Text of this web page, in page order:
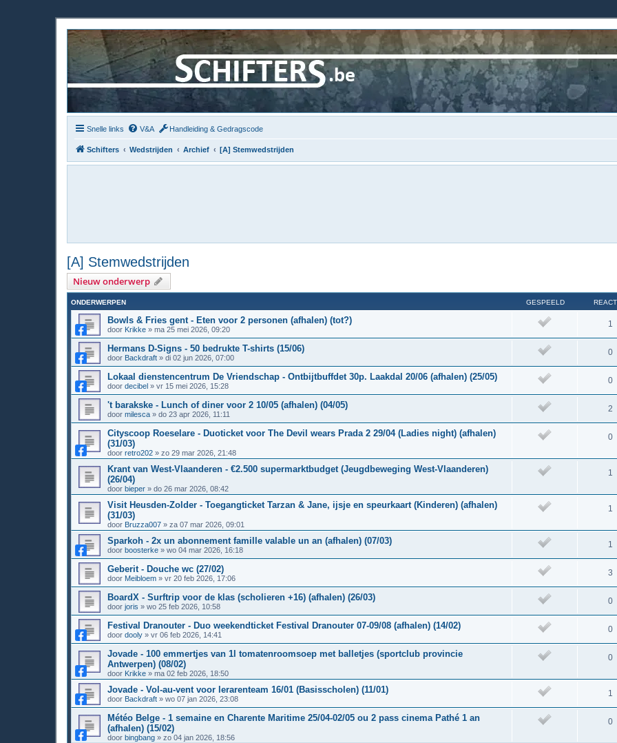
Snelle links V&A Handleiding & Gedragscode
Schifters Wedstrijden Archief [A] Stemwedstrijden
[A] Stemwedstrijden
Nieuw onderwerp
ONDERWERPEN GESPEELD
Bowls & Fries gent - Eten voor 2 personen (afhalen) (tot?)
door Krikke » ma 25 mei 2026, 09:20
1
Hermans D-Signs - 50 bedrukte T-shirts (15/06)
door Backdraft » di 02 jun 2026, 07:00
0
Lokaal dienstencentrum De Vriendschap - Ontbijtbuffdet 30p. Laakdal 20/06 (afhalen) (25/05)
door decibel » vr 15 mei 2026, 15:28
0
't barakske - Lunch of diner voor 2 10/05 (afhalen) (04/05)
door milesca » do 23 apr 2026, 11:11
2
Cityscoop Roeselare - Duoticket voor The Devil wears Prada 2 29/04 (Ladies night) (afhalen)
(31/03)
door retro202 » zo 29 mar 2026, 21:48
0
Krant van West-Vlaanderen - €2.500 supermarktbudget (Jeugdbeweging West-Vlaanderen)
(26/04)
door bieper » do 26 mar 2026, 08:42
1
Visit Heusden-Zolder - Toegangticket Tarzan & Jane, ijsje en speurkaart (Kinderen) (afhalen)
(31/03)
door Bruzza007 » za 07 mar 2026, 09:01
1
Sparkoh - 2x un abonnement famille valable un an (afhalen) (07/03)
door boosterke » wo 04 mar 2026, 16:18
1
Geberit - Douche wc (27/02)
door Meibloem » vr 20 feb 2026, 17:06
3
BoardX - Surftrip voor de klas (scholieren +16) (afhalen) (26/03)
door joris » wo 25 feb 2026, 10:58
0
Festival Dranouter - Duo weekendticket Festival Dranouter 07-09/08 (afhalen) (14/02)
door dooly » vr 06 feb 2026, 14:41
0
Jovade - 100 emmertjes van 1l tomatenroomsoep met balletjes (sportclub provincie
Antwerpen) (08/02)
door Krikke » ma 02 feb 2026, 18:50
0
Jovade - Vol-au-vent voor lerarenteam 16/01 (Basisscholen) (11/01)
door Backdraft » wo 07 jan 2026, 23:08
1
Météo Belge - 1 semaine en Charente Maritime 25/04-02/05 ou 2 pass cinema Pathé 1 an
(afhalen) (15/02)
door bingbang » zo 04 jan 2026, 18:56
0